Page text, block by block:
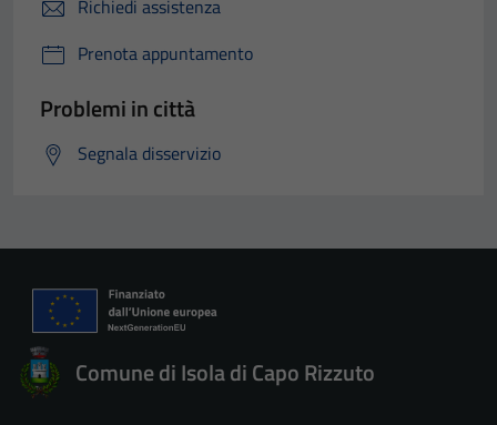
Richiedi assistenza
Prenota appuntamento
Problemi in città
Segnala disservizio
Comune di Isola di Capo Rizzuto